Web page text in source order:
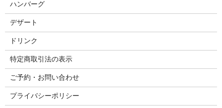
ハンバーグ
デザート
ドリンク
特定商取引法の表示
ご予約・お問い合わせ
プライバシーポリシー